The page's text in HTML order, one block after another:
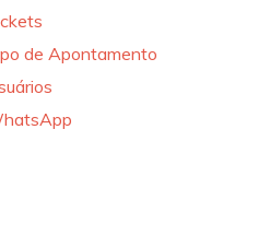
de Apontamento